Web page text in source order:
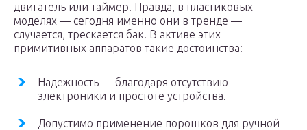
двигатель или таймер. Правда, в пластиковых
моделях — сегодня именно они в тренде —
случается, трескается бак. В активе этих
примитивных аппаратов такие достоинства:
Надежность — благодаря отсутствию
электроники и простоте устройства.
Допустимо применение порошков для ручной